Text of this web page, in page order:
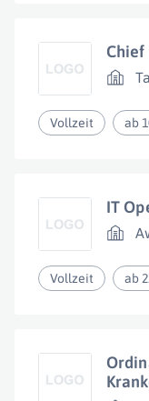
Chief
Vollzeit ab
IT
Vollzeit ab